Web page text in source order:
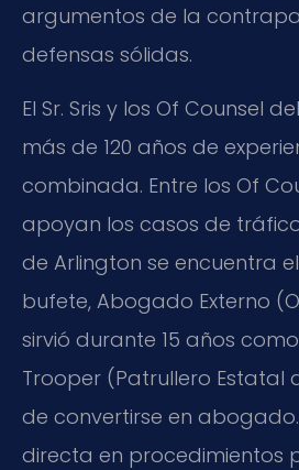
argumentos de la
defensas sólidas.
El Sr. Sris y los Of Counsel
más de 120 años de
combinada. Entre los Of
apoyan los casos de
de Arlington se encuentra
bufete, Abogado Externo
sirvió durante 15 años
Trooper (Patrullero Estatal
de convertirse en abogado.
directa en procedimientos